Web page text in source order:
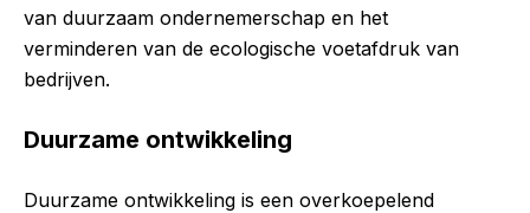
van duurzaam ondernemerschap en het
verminderen van de ecologische voetafdruk van
bedrijven.
Duurzame ontwikkeling
Duurzame ontwikkeling is een overkoepelend